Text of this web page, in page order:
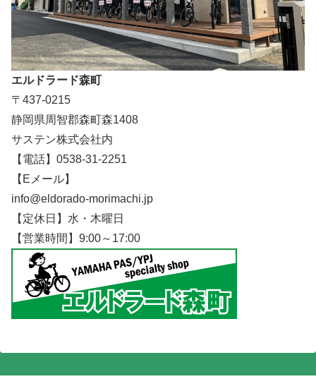
エルドラード森町
〒437-0215
静岡県周智郡森町森1408
サステン株式会社内
【電話】0538-31-2251
【Eメール】
info@eldorado-morimachi.jp
【定休日】水・木曜日
【営業時間】9:00～17:00